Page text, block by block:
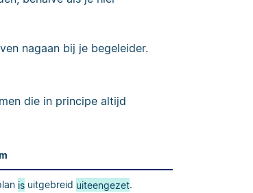
nagaan bij je begeleider.
die in principe altijd
is uitgebreid uiteengezet.